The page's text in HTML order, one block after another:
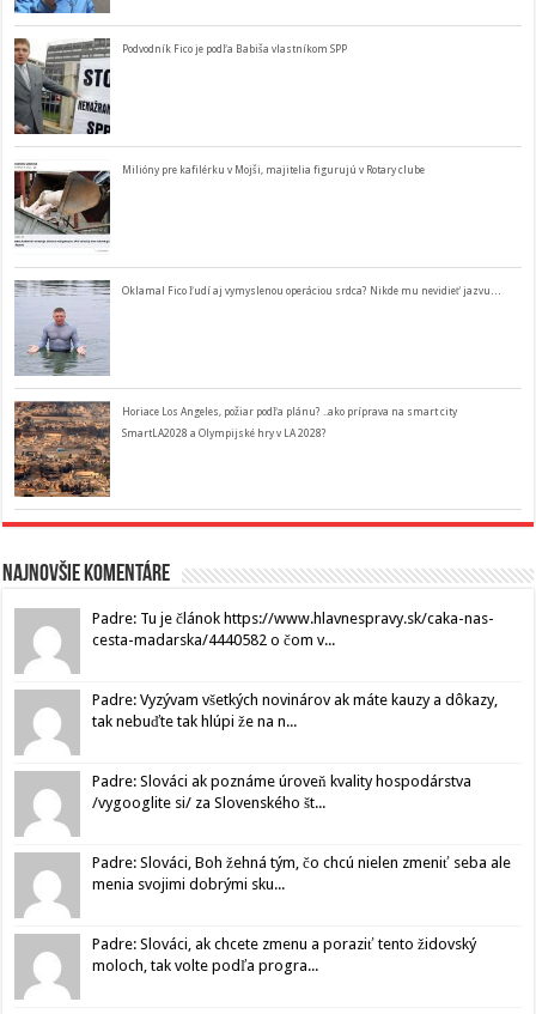
Podvodník Fico je podľa Babiša vlastníkom SPP
Milióny pre kafilérku v Mojši, majitelia figurujú v Rotary clube
Oklamal Fico ľudí aj vymyslenou operáciou srdca? Nikde mu nevidieť jazvu…
Horiace Los Angeles, požiar podľa plánu? ..ako príprava na smart city
SmartLA2028 a Olympijské hry v LA 2028?
Najnovšie komentáre
Padre: Tu je článok https://www.hlavnespravy.sk/caka-nas-
cesta-madarska/4440582 o čom v...
Padre: Vyzývam všetkých novinárov ak máte kauzy a dôkazy,
tak nebuďte tak hlúpi že na n...
Padre: Slováci ak poznáme úroveň kvality hospodárstva
/vygooglite si/ za Slovenského št...
Padre: Slováci, Boh žehná tým, čo chcú nielen zmeniť seba ale
menia svojimi dobrými sku...
Padre: Slováci, ak chcete zmenu a poraziť tento židovský
moloch, tak volte podľa progra...